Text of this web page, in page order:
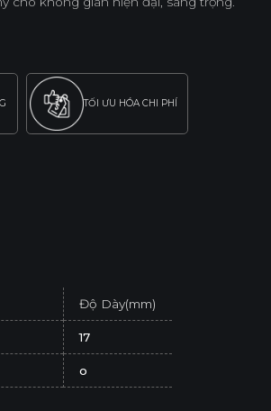
TỐI ƯU HÓA CHI PHÍ
Độ Dày(mm)
17
o